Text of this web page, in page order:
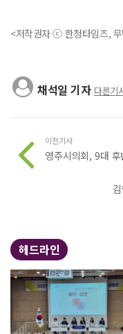
<저작권자 ⓒ 한청타임즈,
채석일 기자 다른기
이전기사
영주시의회, 9대
헤드라인